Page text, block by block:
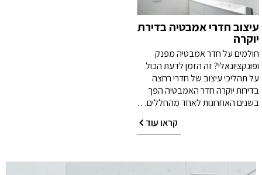
עיצוב חדרי אמבטיה בדירת
יוקרה
חולמים על חדר אמבטיה מפנק
ופונקציונאלי? זה הזמן לדעת הכול
על תהליכי עיצוב של חדרי רחצה
בדירות יוקרה חדר האמבטיה הפך
בשנים האחרונות לאחד מהחללים…
קראו עוד